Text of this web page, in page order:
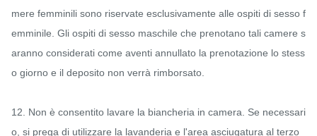
mere femminili sono riservate esclusivamente alle ospiti di sesso f
emminile. Gli ospiti di sesso maschile che prenotano tali camere s
aranno considerati come aventi annullato la prenotazione lo stess
o giorno e il deposito non verrà rimborsato.
12. Non è consentito lavare la biancheria in camera. Se necessari
o, si prega di utilizzare la lavanderia e l'area asciugatura al terzo